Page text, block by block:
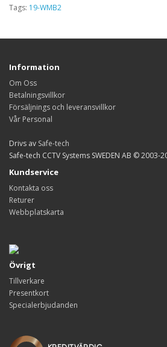
Tags: 19-WMB2
Information
Om Oss
Betalningsvillkor
Försäljnings och leveransvillkor
Vår Personal
Drivs av Safe-tech
Safe-tech CCTV Systems SWEDEN AB © 2003-
Kundservice
Kontakta oss
Returer
Webbplatskarta
Övrigt
Tillverkare
Presentkort
Specialerbjudanden